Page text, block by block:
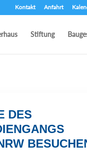
Kontakt Anfahrt
Stiftung
DES